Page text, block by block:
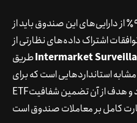
طبق قوانین پیشنهادی، حداقل ۹۰٪ از دارایی‌های این صندوق باید از
اشتراک داده‌های نظارتی از
طریقIntermarket
استانداردهایی است که برای
ETFهای مبتنی بر کالاها اعمال می‌شود و هدف از آن تضمین شفافیت